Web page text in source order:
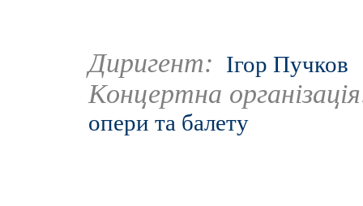
Диригент: Ігор Пучков
Концертна
опери та балету